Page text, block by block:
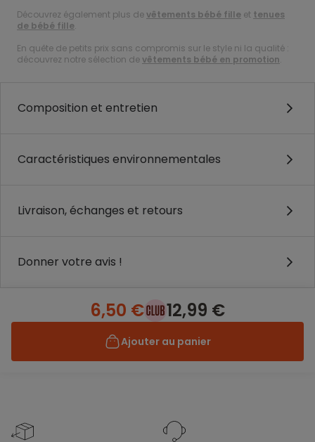
Découvrez également plus devêtements bébé fille et tenues
de bébé fille.
En quête de petits prix sans compromis sur le style ni la qualité :
découvrez notre sélection devêtements bébé en promotion.
Composition et entretien
Caractéristiques environnementales
Livraison, échanges et retours
Donner votre avis !
6,50 € 12,99 €
Ajouter au panier